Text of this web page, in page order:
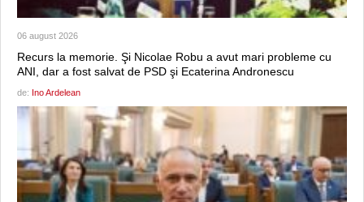
06 august 2026
Recurs la memorie. Şi Nicolae Robu a avut mari probleme cu
ANI, dar a fost salvat de PSD şi Ecaterina Andronescu
de: Ino Ardelean